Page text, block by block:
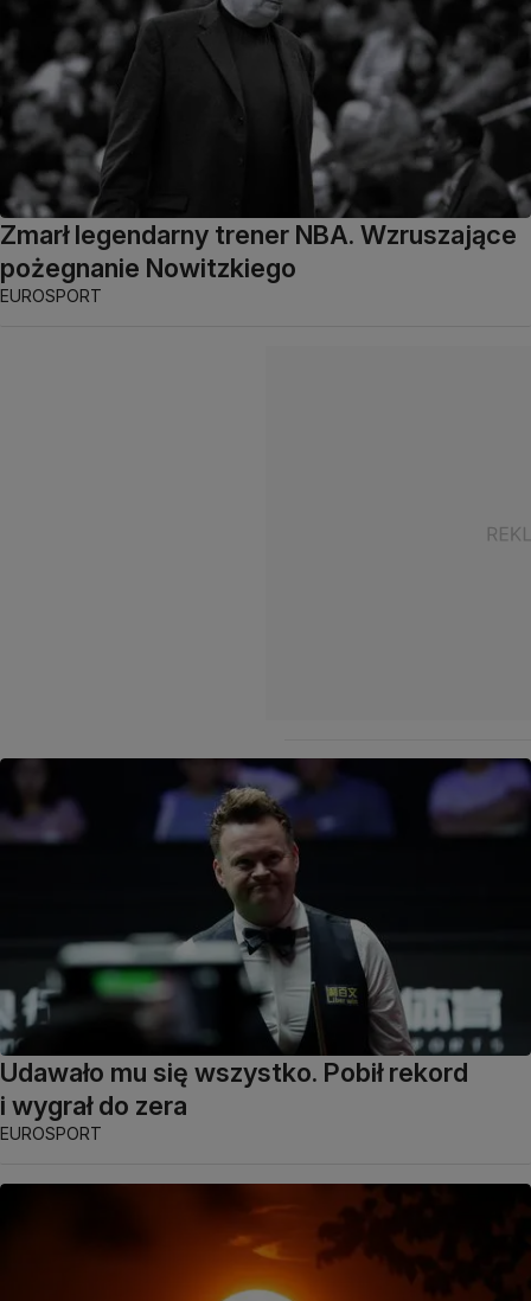
Zmarł legendarny trener NBA. Wzruszające
pożegnanie Nowitzkiego
EUROSPORT
Udawało mu się wszystko. Pobił rekord
i wygrał do zera
EUROSPORT